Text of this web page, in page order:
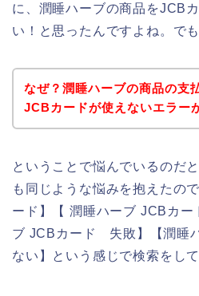
に、潤睡ハーブの商品をJCB
い！と思ったんですよね。でも
なぜ？潤睡ハーブの商品の支
JCBカードが使えないエラー
ということで悩んでいるのだ
も同じような悩みを抱えたの
ード】【 潤睡ハーブ JCBカ
ブ JCBカード 失敗】【潤睡
ない】という感じで検索をして